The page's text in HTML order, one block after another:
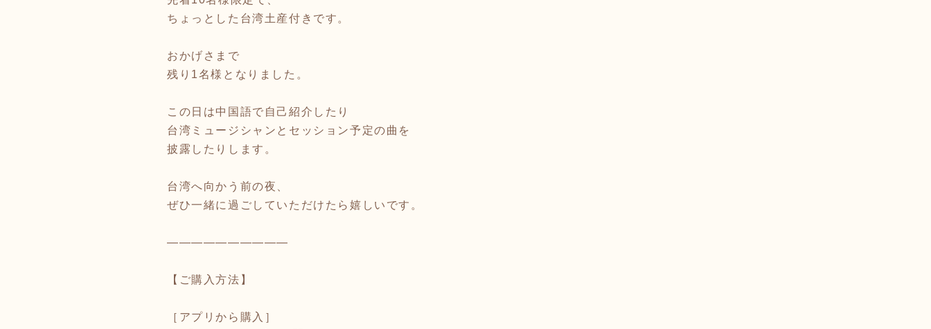
ちょっとした台湾土産付きです。
おかげさまで
残り1名様となりました。
この日は中国語で自己紹介したり
台湾ミュージシャンとセッション予定の曲を
披露したりします。
台湾へ向かう前の夜、
ぜひ一緒に過ごしていただけたら嬉しいです。
――――――――――
【ご購入方法】
［アプリから購入］